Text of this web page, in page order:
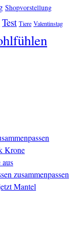
Shopvorstellung
Test Tiere Valentinstag
Krone
zusammenpassen
Mantel